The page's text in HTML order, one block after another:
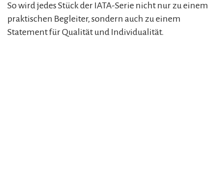
So wird jedes Stück der IATA-Serie nicht nur zu einem
praktischen Begleiter, sondern auch zu einem
Statement für Qualität und Individualität.